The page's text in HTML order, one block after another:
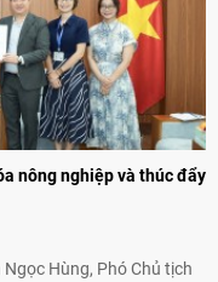
nông nghiệp và thúc đẩy
Hùng, Phó Chủ tịch